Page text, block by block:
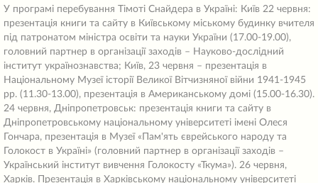
У програмі перебування Тімоті Снайдера в Україні: Київ 22 червня:
презентація книги та сайту в Київському міському будинку вчителя
під патронатом міністра освіти та науки України (17.00-19.00),
головний партнер в організації заходів – Науково-дослідний
інститут українознавства; Київ, 23 червня – презентація в
Національному Музеї історії Великої Вітчизняної війни 1941-1945
рр. (11.30-13.00), презентація в Американському домі (15.00-16.30).
24 червня, Дніпропетровськ: презентація книги та сайту в
Дніпропетровському національному університеті імені Олеся
Гончара, презентація в Музеї «Пам'ять єврейського народу та
Голокост в Україні» (головний партнер в організації заходів –
Український інститут вивчення Голокосту «Ткума»). 26 червня,
Харків. Презентація в Харківському національному університеті